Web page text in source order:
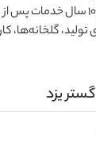
یزد